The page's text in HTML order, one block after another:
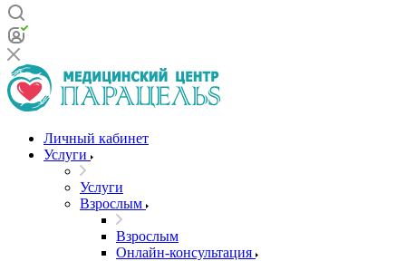
Личный кабинет
Услуги
Услуги
Взрослым
Взрослым
Онлайн-консультация